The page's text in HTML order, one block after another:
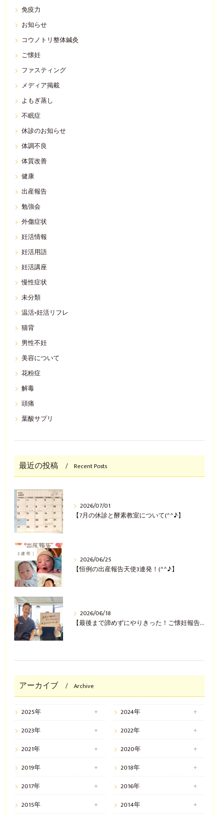
免疫力
お知らせ
コウノトリ整体鍼灸
ご懐妊
ファスティング
メディア掲載
よもぎ蒸し
不眠症
休診のお知らせ
体調不良
体質改善
健康
出産報告
勉強会
外傷症状
妊活情報
妊活用語
妊活講座
慢性症状
未分類
温活×妊活リフレ
猫背
男性不妊
美容について
花粉症
解毒
頭痛
葉酸サプリ
最近の投稿 Recent Posts
2026/07/01
【7月の休診と酵素教室について(^^♪】
2026/06/25
【恒例の出産報告天使3連発！(^^♪】
2026/06/18
【最後まで諦めずにやりきった！ご懐妊報告(^^♪】
アーカイブ Archive
2025年
2024年
2023年
2022年
2021年
2020年
2019年
2018年
2017年
2016年
2015年
2014年